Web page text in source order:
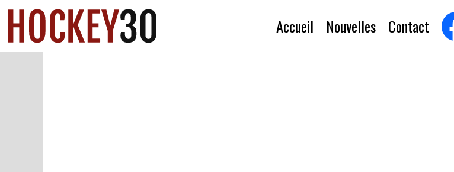
Accueil Nouvelles Contact